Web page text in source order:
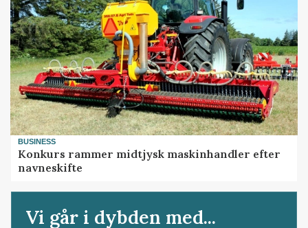
BUSINESS
Konkurs rammer midtjysk maskinhandler efter
navneskifte
Vi går i dybden med...